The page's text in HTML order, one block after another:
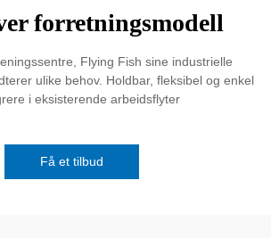
forretningsmodell
Flying Fish sine industrielle
ulike behov. Holdbar, fleksibel og enkel
i eksisterende arbeidsflyter
Få et tilbud